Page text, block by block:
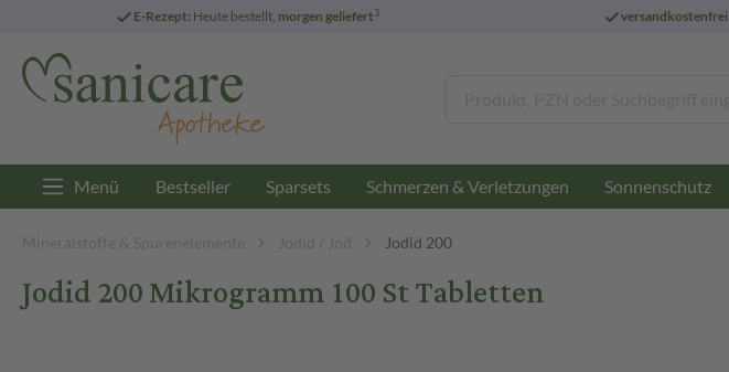
E-Rezept: Heute bestellt, morgen geliefert3 versandkostenfrei
Menü Bestseller Sparsets Schmerzen & Verletzungen Sonnenschutz
Mineralstoffe & Spurenelemente Jodid / Jod Jodid 200
Jodid 200 Mikrogramm 100 St Tabletten